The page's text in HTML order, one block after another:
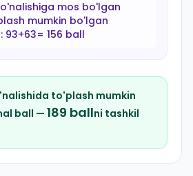
mos bo'lgan
mumkin bo'lgan
93+63= 156 ball
to'plash mumkin
ball — 189 ballni tashkil